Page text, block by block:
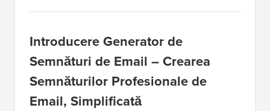
Introducere Generator de
Semnături de Email – Crearea
Semnăturilor Profesionale de
Email, Simplificată